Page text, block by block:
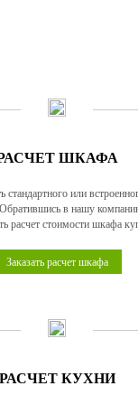
ШКАФА
стандартного или
в нашу
расчет стоимости шкафа
Заказать расчет шкафа
РАСЧЕТ КУХНИ